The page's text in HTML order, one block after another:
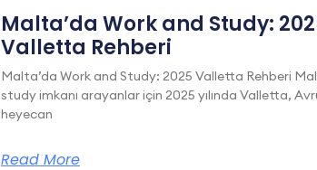
Malta’da Work and Study:
Valletta Rehberi
Malta’da Work and Study: 2025 Valletta Rehberi
study imkanı arayanlar için 2025 yılında Valletta,
heyecan
Read More